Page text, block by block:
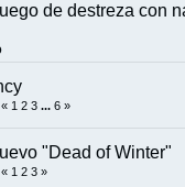
de destreza con
« 1 2 3 ... 6 »
"Dead of Winter"
« 1 2 3 »